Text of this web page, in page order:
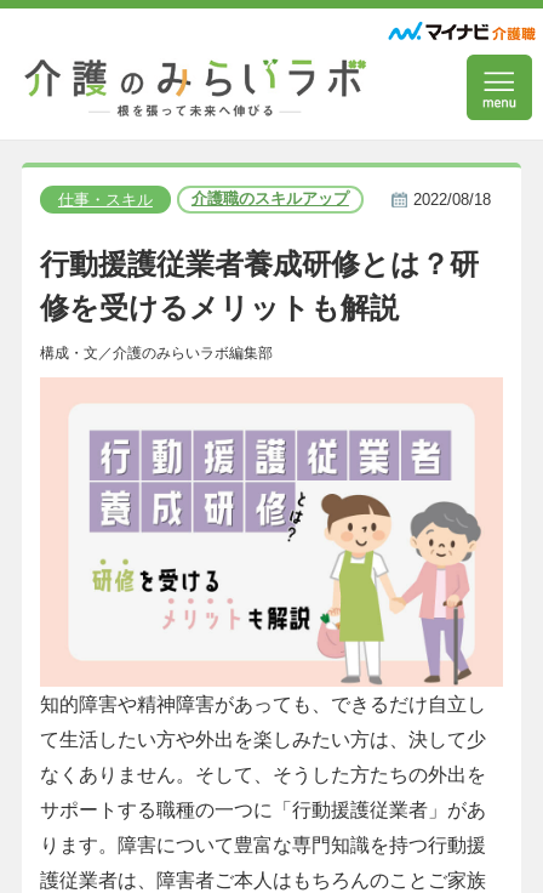
仕事・スキル 介護職のスキルアップ 2022/08/18
行動援護従業者養成研修とは？研
修を受けるメリットも解説
構成・文／介護のみらいラボ編集部
知的障害や精神障害があっても、できるだけ自立し
て生活したい方や外出を楽しみたい方は、決して少
なくありません。そして、そうした方たちの外出を
サポートする職種の一つに「行動援護従業者」があ
ります。障害について豊富な専門知識を持つ行動援
護従業者は、障害者ご本人はもちろんのことご家族